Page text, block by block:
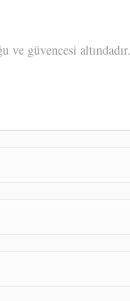
ve güvencesi altındadır.